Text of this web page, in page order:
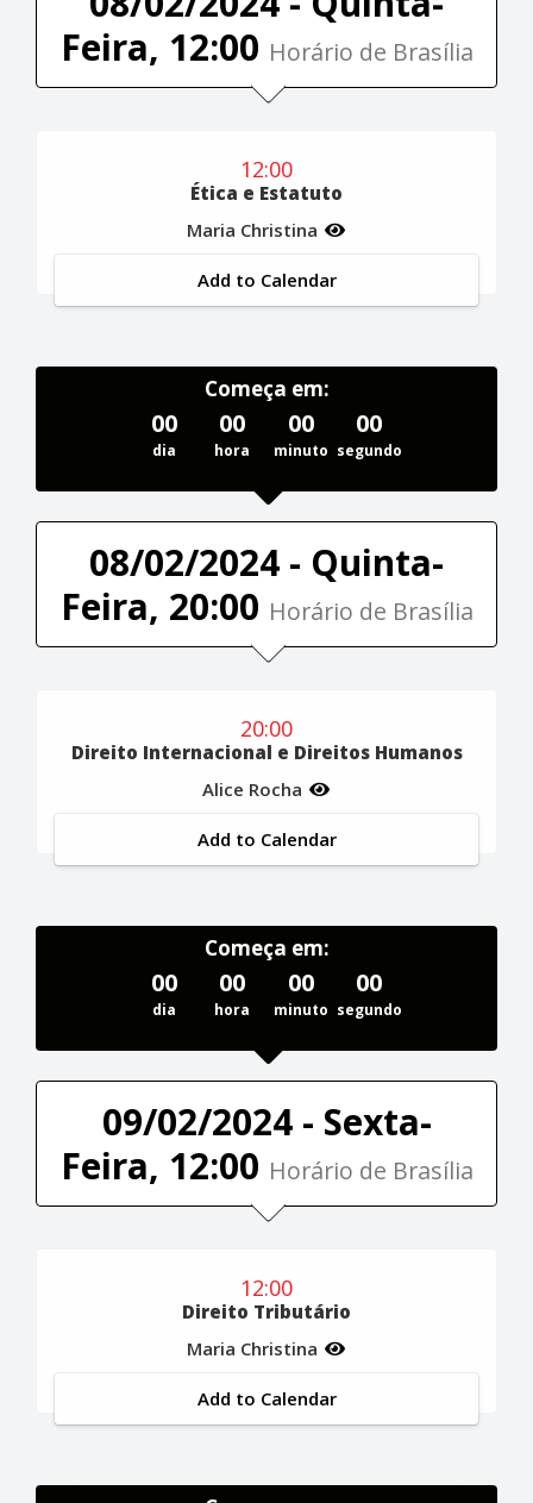
Feira, 12:00 Horário de Brasília
12:00
Ética e Estatuto
Maria Christina
Add to Calendar
Começa em:
00
dia
00
hora
00
minuto
00
segundo
08/02/2024 - Quinta-
Feira, 20:00 Horário de Brasília
20:00
Direito Internacional e Direitos Humanos
Alice Rocha
Add to Calendar
Começa em:
00
dia
00
hora
00
minuto
00
segundo
09/02/2024 - Sexta-
Feira, 12:00 Horário de Brasília
12:00
Direito Tributário
Maria Christina
Add to Calendar